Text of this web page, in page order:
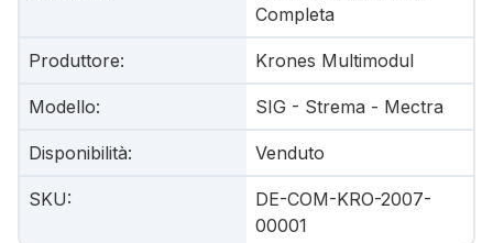
Completa
Produttore: Krones Multimodul
Modello: SIG - Strema - Mectra
Disponibilità: Venduto
SKU:
DE-COM-KRO-2007-
00001